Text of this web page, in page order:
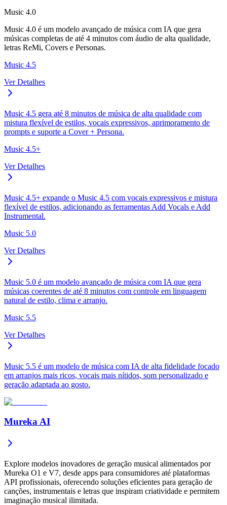
Music 4.0
Music 4.0 é um modelo avançado de música com IA que gera
músicas completas de até 4 minutos com áudio de alta qualidade,
letras ReMi, Covers e Personas.
Music 4.5
Ver Detalhes
Music 4.5 gera até 8 minutos de música de alta qualidade com
mistura flexível de estilos, vocais expressivos, aprimoramento de
prompts e suporte a Cover + Persona.
Music 4.5+
Ver Detalhes
Music 4.5+ expande o Music 4.5 com vocais expressivos e mistura
flexível de estilos, adicionando as ferramentas Add Vocals e Add
Instrumental.
Music 5.0
Ver Detalhes
Music 5.0 é um modelo avançado de música com IA que gera
músicas coerentes de até 8 minutos com controle em linguagem
natural de estilo, clima e arranjo.
Music 5.5
Ver Detalhes
Music 5.5 é um modelo de música com IA de alta fidelidade focado
em arranjos mais ricos, vocais mais nítidos, som personalizado e
geração adaptada ao gosto.
Mureka AI
Explore modelos inovadores de geração musical alimentados por
Mureka O1 e V7, desde apps para consumidores até plataformas
API profissionais, oferecendo soluções eficientes para geração de
canções, instrumentais e letras que inspiram criatividade e permitem
imaginação musical ilimitada.